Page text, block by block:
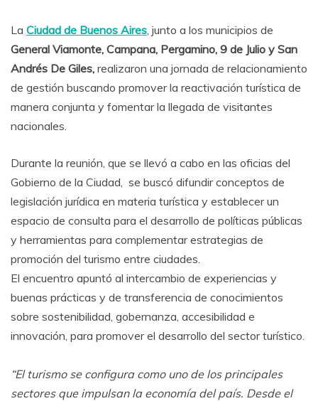
La Ciudad de Buenos Aires , junto a los municipios de
General Viamonte, Campana, Pergamino, 9 de Julio y San
Andrés De Giles, realizaron una jornada de relacionamiento
de gestión buscando promover la reactivación turística de
manera conjunta y fomentar la llegada de visitantes
nacionales.
Durante la reunión, que se llevó a cabo en las oficias del
Gobierno de la Ciudad, se buscó difundir conceptos de
legislación jurídica en materia turística y establecer un
espacio de consulta para el desarrollo de políticas públicas
y herramientas para complementar estrategias de
promoción del turismo entre ciudades.
El encuentro apuntó al intercambio de experiencias y
buenas prácticas y de transferencia de conocimientos
sobre sostenibilidad, gobernanza, accesibilidad e
innovación, para promover el desarrollo del sector turístico.
“El turismo se configura como uno de los principales
sectores que impulsan la economía del país. Desde el